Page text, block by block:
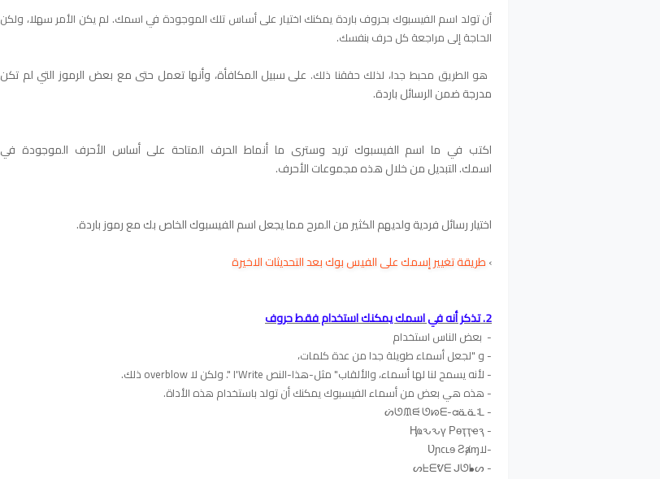
أن تولد اسم الفيسبوك بحروف باردة يمكنك اختيار على أساس تلك الموجودة في اسمك. لم يكن الأمر سهلا، ولكن
الحاجة إلى مراجعة كل حرف بنفسك.
هو الطريق محبط جدا، لذلك حققنا ذلك. على سبيل المكافأة، وأنها تعمل حتى مع بعض الرموز التي لم تكن
مدرجة ضمن الرسائل باردة.
اكتب في ما اسم الفيسبوك تريد وسترى ما أنماط الحرف المتاحة على أساس الأحرف الموجودة في
اسمك. التبديل من خلال هذه مجموعات الأحرف.
اختيار رسائل فردية ولديهم الكثير من المرح مما يجعل اسم الفيسبوك الخاص بك مع رموز باردة.
›طريقة تغيير إسمك على الفيس بوك بعد التحديثات الاخيرة
2. تذكر أنه في اسمك يمكنك استخدام فقط حروف
- بعض الناس استخدام
- و "لجعل أسماء طويلة جدا من عدة كلمات،
- لأنه يسمح لنا لها أسماء، والألقاب" مثل-هذا-النص I'Write ". ولكن لا overblow ذلك.
- هذه هي بعض من أسماء الفيسبوك يمكنك أن تولد باستخدام هذه الأداة.
- ᔖᘎᙢᙦ ᘎᘗᗴ-ᘳᓏᓏᒺ
- Ӊҩԅԅү Рѳҭҭҽԇ
-لاƲɲcʟɘ Ƨⱥɱ
- ᔕᖶᗴᕓᗴ ᒍᘎᖲᔕ